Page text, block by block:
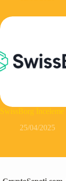
SwissBorg İnceleme
25/04/2025